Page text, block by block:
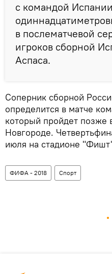
с командой
в послематчевой
игроков сборной
Аспаса.
Соперник сборной
определится в матче
который пройдет позже
Новгороде.
июля на стадионе
ФИФА - 2018 Спорт